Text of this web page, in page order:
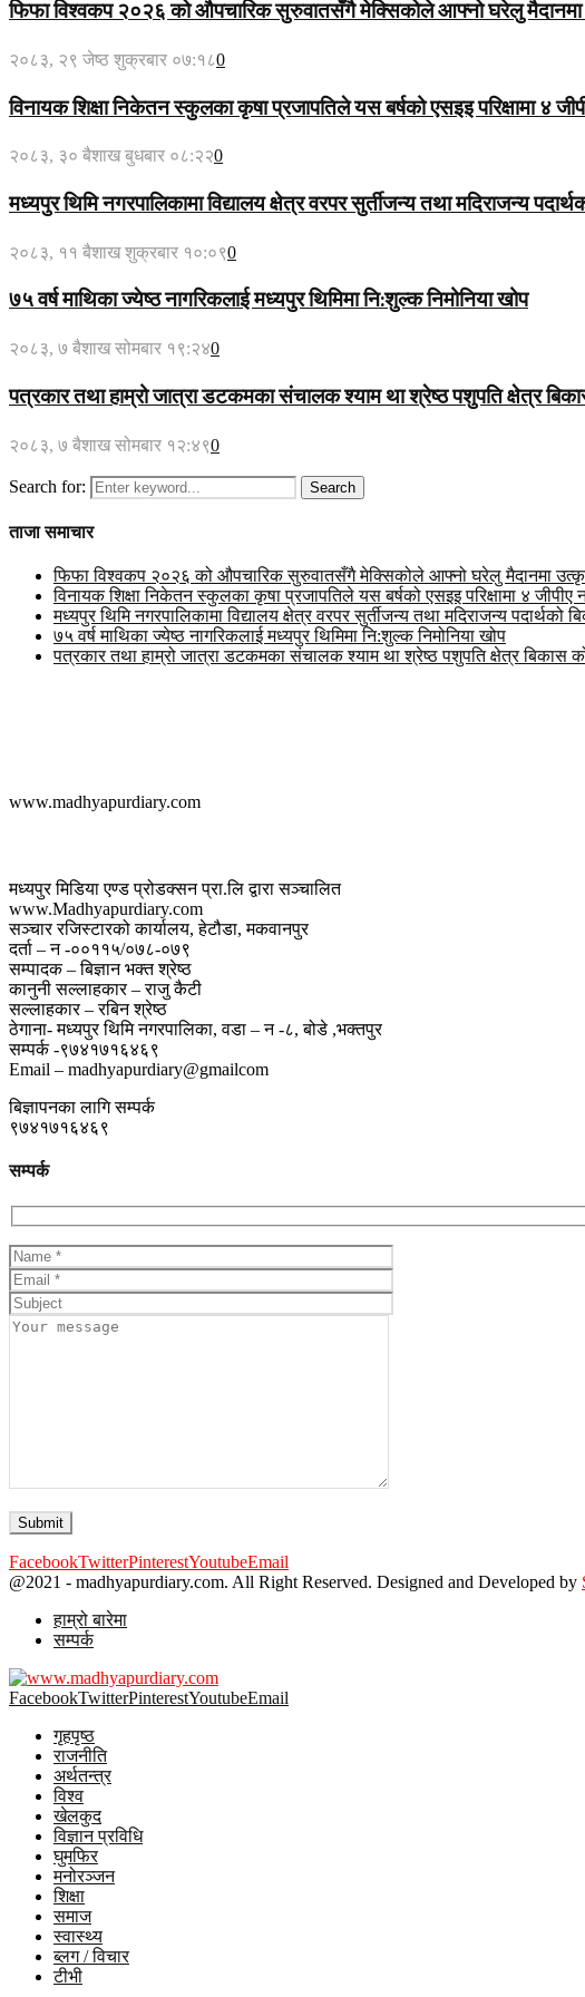
फिफा विश्वकप २०२६ को औपचारिक सुरुवातसँगै मेक्सिकोले आफ्नो घरेलु मैदानमा
२०८३, २९ जेष्ठ शुक्रबार ०७:१८0
विनायक शिक्षा निकेतन स्कुलका कृषा प्रजापतिले यस बर्षको एसइइ परिक्षामा ४
२०८३, ३० बैशाख बुधबार ०८:२२0
मध्यपुर थिमि नगरपालिकामा विद्यालय क्षेत्र वरपर सुर्तीजन्य तथा मदिराजन्य
२०८३, ११ बैशाख शुक्रबार १०:०९0
७५ वर्ष माथिका ज्येष्ठ नागरिकलाई मध्यपुर थिमिमा नि:शुल्क निमोनिया खोप
२०८३, ७ बैशाख सोमबार १९:२४0
पत्रकार तथा हाम्रो जात्रा डटकमका संचालक श्याम था श्रेष्ठ पशुपति क्षेत्र बिकास
२०८३, ७ बैशाख सोमबार १२:४९0
Search for: Search
ताजा समाचार
फिफा विश्वकप २०२६ को औपचारिक सुरुवातसँगै मेक्सिकोले आफ्नो घरेलु मैदानमा
विनायक शिक्षा निकेतन स्कुलका कृषा प्रजापतिले यस बर्षको एसइइ परिक्षामा ४
मध्यपुर थिमि नगरपालिकामा विद्यालय क्षेत्र वरपर सुर्तीजन्य तथा मदिराजन्य पदार्थको
७५ वर्ष माथिका ज्येष्ठ नागरिकलाई मध्यपुर थिमिमा नि:शुल्क निमोनिया खोप
पत्रकार तथा हाम्रो जात्रा डटकमका संचालक श्याम था श्रेष्ठ पशुपति क्षेत्र बिकास
www.madhyapurdiary.com
मध्यपुर मिडिया एण्ड प्रोडक्सन प्रा.लि द्वारा सञ्चालित
www.Madhyapurdiary.com
सञ्चार रजिस्टारको कार्यालय, हेटौडा, मकवानपुर
दर्ता – न -००११५/०७८-०७९
सम्पादक – बिज्ञान भक्त श्रेष्ठ
कानुनी सल्लाहकार – राजु कैटी
सल्लाहकार – रबिन श्रेष्ठ
ठेगाना- मध्यपुर थिमि नगरपालिका, वडा – न -८, बोडे ,भक्तपुर
सम्पर्क -९७४१७१६४६९
Email – madhyapurdiary@gmailcom
बिज्ञापनका लागि सम्पर्क
९७४१७१६४६९
सम्पर्क
FacebookTwitterPinterestYoutubeEmail
@2021 - madhyapurdiary.com. All Right Reserved. Designed and Developed by
हाम्रो बारेमा
सम्पर्क
FacebookTwitterPinterestYoutubeEmail
गृहपृष्ठ
राजनीति
अर्थतन्त्र
विश्व
खेलकुद
विज्ञान प्रविधि
घुमफिर
मनोरञ्जन
शिक्षा
समाज
स्वास्थ्य
ब्लग / विचार
टीभी